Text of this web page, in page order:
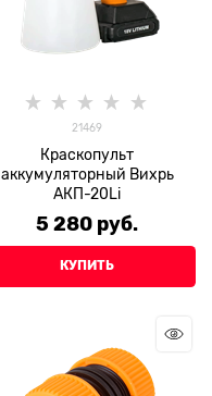
21469
Краскопульт
аккумуляторный Вихрь
АКП-20Li
5 280 руб.
КУПИТЬ